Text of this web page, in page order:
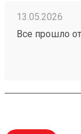
13.05.2026
Все прошло